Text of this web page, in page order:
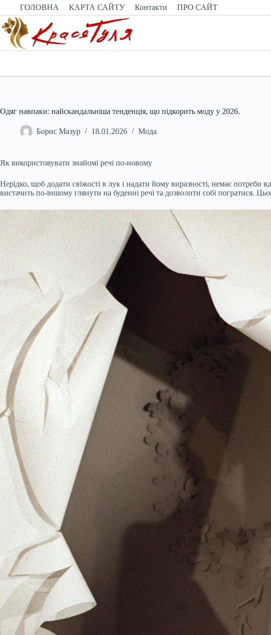
Перейти
вмісту
ГОЛОВНА КАРТА САЙТУ Контакти ПРО САЙТ
Одяг навпаки: найскандальніша тенденція, що підкорить моду у 2026.
Борис Мазур 18.01.2026 Мода
Як використовувати знайомі речі по-новому
Нерідко, щоб додати свіжості в лук і надати йому виразності, немає
вистачить по-іншому глянути на буденні речі та дозволити собі погратися.